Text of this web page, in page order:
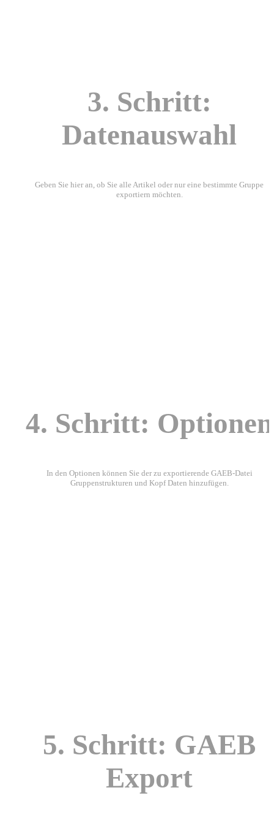
3. Schritt:
Datenauswahl
Geben Sie hier an, ob Sie alle Artikel oder nur eine bestimmte Gruppe
exportiern möchten.
4. Schritt: Optionen
In den Optionen können Sie der zu exportierende GAEB-Datei
Gruppenstrukturen und Kopf Daten hinzufügen.
5. Schritt: GAEB
Export